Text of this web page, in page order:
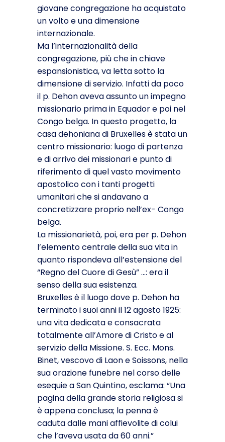
giovane congregazione ha acquistato
un volto e una dimensione
internazionale.
Ma l’internazionalità della
congregazione, più che in chiave
espansionistica, va letta sotto la
dimensione di servizio. Infatti da poco
il p. Dehon aveva assunto un impegno
missionario prima in Equador e poi nel
Congo belga. In questo progetto, la
casa dehoniana di Bruxelles è stata un
centro missionario: luogo di partenza
e di arrivo dei missionari e punto di
riferimento di quel vasto movimento
apostolico con i tanti progetti
umanitari che si andavano a
concretizzare proprio nell’ex- Congo
belga.
La missionarietà, poi, era per p. Dehon
l’elemento centrale della sua vita in
quanto rispondeva all’estensione del
“Regno del Cuore di Gesù” …: era il
senso della sua esistenza.
Bruxelles è il luogo dove p. Dehon ha
terminato i suoi anni il 12 agosto 1925:
una vita dedicata e consacrata
totalmente all’Amore di Cristo e al
servizio della Missione. S. Ecc. Mons.
Binet, vescovo di Laon e Soissons, nella
sua orazione funebre nel corso delle
esequie a San Quintino, esclama: “Una
pagina della grande storia religiosa si
è appena conclusa; la penna è
caduta dalle mani affievolite di colui
che l’aveva usata da 60 anni.”